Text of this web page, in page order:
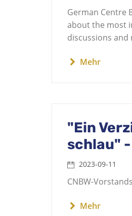
German Centre
about the most
discussions and
Mehr
"Ein
schlau"
2023-09-11
CNBW-
Mehr